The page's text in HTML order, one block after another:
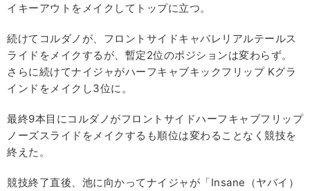
イキーアウトをメイクしてトップに立つ。
続けてコルダノが、フロントサイドキャバレリアルテールス
ライドをメイクするが、暫定2位のポジションは変わらず。
さらに続けてナイジャがハーフキャブキックフリップ Kグラ
インドをメイクし3位に。
最終9本目にコルダノがフロントサイドハーフキャブフリップ
ノーズスライドをメイクするも順位は変わることなく競技を
終えた。
競技終了直後、池に向かってナイジャが「Insane（ヤバイ）